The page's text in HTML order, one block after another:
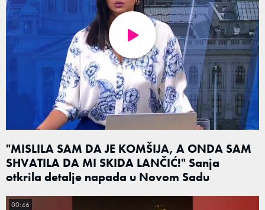
"MISLILA SAM DA JE KOMŠIJA, A ONDA SAM
SHVATILA DA MI SKIDA LANČIĆ!" Sanja
otkrila detalje napada u Novom Sadu
00:46